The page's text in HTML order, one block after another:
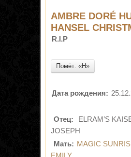
AMBRE DORÉ
HANSEL
R.I.P
Помёт: «H»
Дата рождения:
Отец:
ELRAM’S
JOSEPH
Мать: MAGIC